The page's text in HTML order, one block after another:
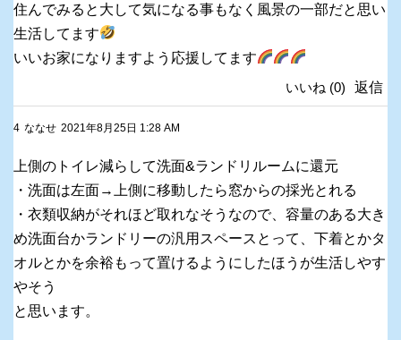
住んでみると大して気になる事もなく風景の一部だと思い
生活してます
いいお家になりますよう応援してます
返信
いいね (0)
4 ななせ 2021年8月25日 1:28 AM
上側のトイレ減らして洗面&ランドリルームに還元
・洗面は左面→上側に移動したら窓からの採光とれる
・衣類収納がそれほど取れなそうなので、容量のある大き
め洗面台かランドリーの汎用スペースとって、下着とかタ
オルとかを余裕もって置けるようにしたほうが生活しやす
やそう
と思います。